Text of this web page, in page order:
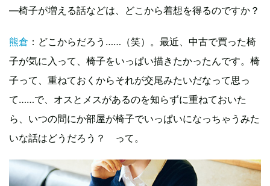
—椅子が増える話などは、どこから着想を得るのですか？
熊倉 ：どこからだろう……（笑）。最近、中古で買った椅
子が気に入って、椅子をいっぱい描きたかったんです。椅
子って、重ねておくからそれが交尾みたいだなって思っ
て……で、オスとメスがあるのを知らずに重ねておいた
ら、いつの間にか部屋が椅子でいっぱいになっちゃうみた
いな話はどうだろう？ って。